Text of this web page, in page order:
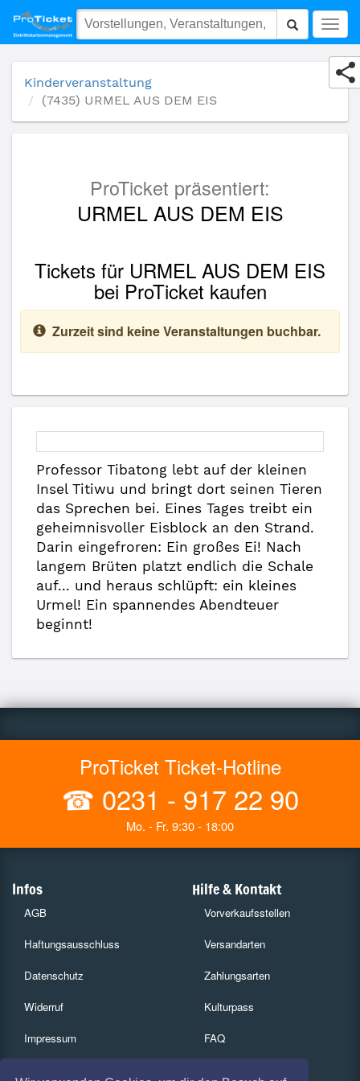
(7435) URMEL AUS DEM EIS
Kinderveranstaltung
(7435) URMEL AUS DEM EIS
ProTicket präsentiert:
URMEL AUS DEM EIS
Tickets für URMEL AUS DEM EIS
bei ProTicket kaufen
Zurzeit sind keine Veranstaltungen buchbar.
Professor Tibatong lebt auf der kleinen
Insel Titiwu und bringt dort seinen Tieren
das Sprechen bei. Eines Tages treibt ein
geheimnisvoller Eisblock an den Strand.
Darin eingefroren: Ein großes Ei! Nach
langem Brüten platzt endlich die Schale
auf... und heraus schlüpft: ein kleines
Urmel! Ein spannendes Abendteuer
beginnt!
ProTicket Ticket-Hotline
☎ 0231 - 917 22 90
Mo. - Fr. 9:30 - 18:00
Infos
AGB
Haftungsausschluss
Datenschutz
Widerruf
Impressum
Hilfe & Kontakt
Vorverkaufsstellen
Versandarten
Zahlungsarten
Kulturpass
FAQ